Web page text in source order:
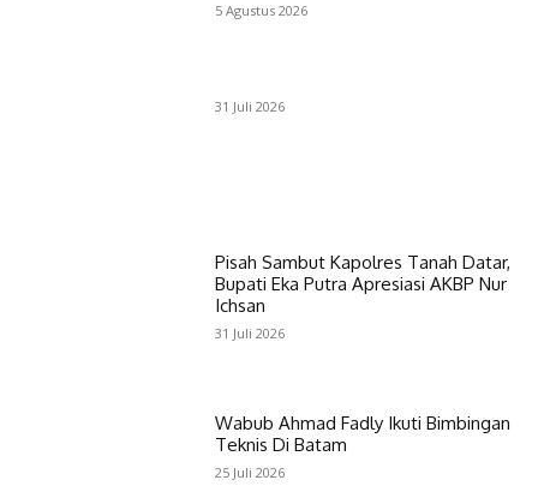
5 Agustus 2026
31 Juli 2026
Pisah Sambut Kapolres Tanah Datar,
Bupati Eka Putra Apresiasi AKBP Nur
Ichsan
31 Juli 2026
Wabub Ahmad Fadly Ikuti Bimbingan
Teknis Di Batam
25 Juli 2026